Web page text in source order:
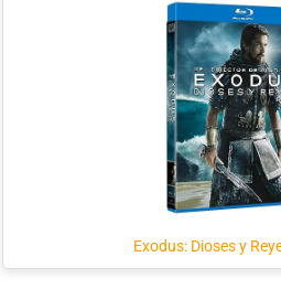
Exodus: Dioses y